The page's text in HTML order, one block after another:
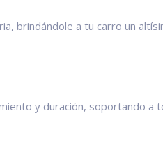
brindándole a tu carro un
y duración, soportando a